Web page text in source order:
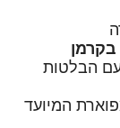
בקרמן
עם הבלטות
המיועד